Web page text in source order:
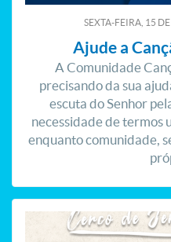
SEXTA-FEIRA, 15 DE
Ajude a
A Comunidade
precisando da sua
escuta do Senhor
necessidade de termos
enquanto comunidade,